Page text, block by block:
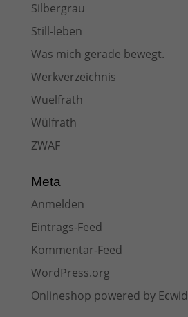
Silbergrau
Still-leben
Was mich gerade bewegt.
Werkverzeichnis
Wuelfrath
Wülfrath
ZWAF
Meta
Anmelden
Eintrags-Feed
Kommentar-Feed
WordPress.org
Onlineshop powered by Ecwid